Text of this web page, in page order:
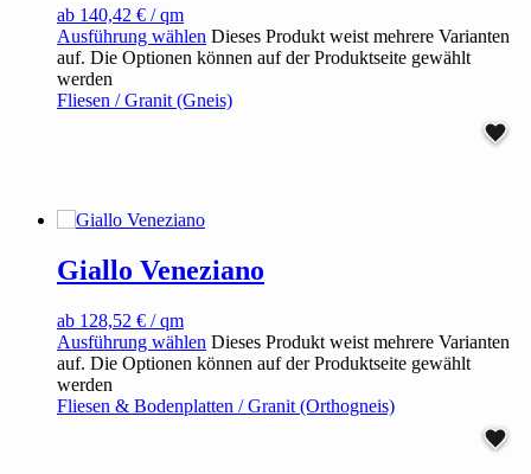
ab 140,42 € / qm
Ausführung wählen Dieses Produkt weist mehrere Varianten
auf. Die Optionen können auf der Produktseite gewählt
werden
Fliesen / Granit (Gneis)
Giallo Veneziano
ab 128,52 € / qm
Ausführung wählen Dieses Produkt weist mehrere Varianten
auf. Die Optionen können auf der Produktseite gewählt
werden
Fliesen & Bodenplatten / Granit (Orthogneis)